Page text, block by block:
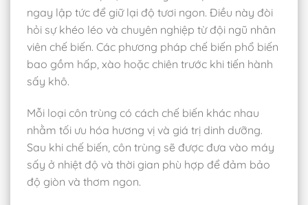
ngay lập tức để giữ lại độ tươi ngon. Điều này đòi
hỏi sự khéo léo và chuyên nghiệp từ đội ngũ nhân
viên chế biến. Các phương pháp chế biến phổ biến
bao gồm hấp, xào hoặc chiên trước khi tiến hành
sấy khô.
Mỗi loại côn trùng có cách chế biến khác nhau
nhằm tối ưu hóa hương vị và giá trị dinh dưỡng.
Sau khi chế biến, côn trùng sẽ được đưa vào máy
sấy ở nhiệt độ và thời gian phù hợp để đảm bảo
độ giòn và thơm ngon.